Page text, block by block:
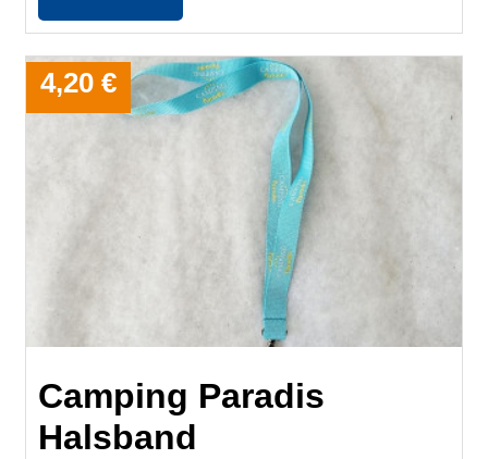
Camping Paradis
Halsband
4,20 €